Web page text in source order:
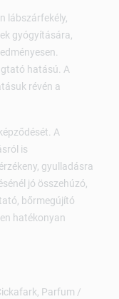
lábszárfekély,
gyógyítására,
hatású. A
révén a
A
is
gyulladásra
jó összehúzó,
bőrmegújító
hatékonyan
Parfum /